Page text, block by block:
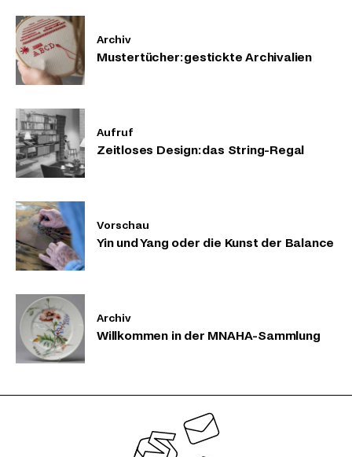
Mustertücher: gestickte Archivalien
Archiv
Zeitloses Design: das String-Regal
Aufruf
Yin und Yang oder die Kunst der Balance
Vorschau
Willkommen in der MNAHA-Sammlung
Archiv